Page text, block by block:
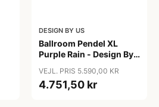
DESIGN BY US
Ballroom Pendel XL
Purple Rain - Design By
VEJL. PRIS 5.590,00 KR
4.751,50 kr